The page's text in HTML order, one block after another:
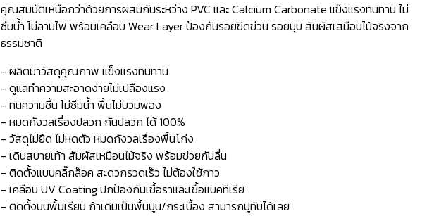
คุณสมบัติเหนือกว่าด้วยการผสมกันระหว่าง PVC และ Calcium Carbonate แข็งแรงทนทาน ไม่
ซึมน้ำ ไม่ลามไฟ พร้อมเคลือบ Wear Layer ป้องกันรอยขีดข่วน รอยบุบ สัมผัสเสมือนไม้จริงจาก
ธรรมชาติ
- ผลิตมาวัสดุคุณภาพ แข็งแรงทนทาน
- ดูแลทำความสะอาดง่ายไม่เปลืองแรง
- ทนความชื้น ไม่ซึมน้ำ พื้นไม่บวมพอง
- หมดกังวลเรื่องปลวก กันปลวก ได้ 100%
- วัสดุไม่ยืด ไม่หดตัว หมดกังวลเรื่องพื้นโก่ง
- เดินสบายเท้า สัมผัสเหมือนไม้จริง พร้อมช่วยกันลื่น
- ติดตั้งแบบคลิ๊กล็อค สะดวกรวดเร็ว ไม่ต้องใช้กาว
- เคลือบ UV Coating ปกป้องกันเชื้อราและเชื้อแบคทีเรีย
- ติดตั้งบนพื้นเรียบ ถ้าเดิมเป็นพื้นปูน/กระเบื้อง สามารถปูทับได้เลย